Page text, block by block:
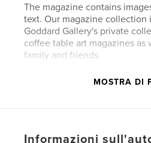
The magazine contains
text. Our magazine collection
Goddard Gallery's private
coffee table art magazines as
family and friends.
Sito web dell'autore
Funzionalità e
MOSTRA DI
Informazioni